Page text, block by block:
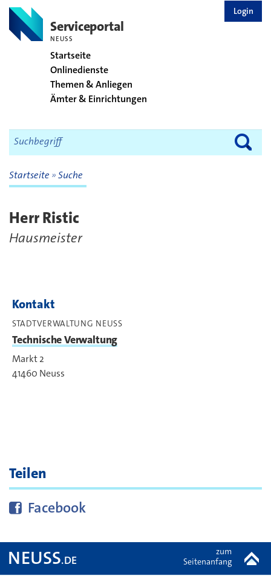
Serviceportal
NEUSS
Startseite
Onlinedienste
Themen & Anliegen
Ämter & Einrichtungen
Login
Startseite Suche
Herr Ristic
Hausmeister
Kontakt
STADTVERWALTUNG NEUSS
Technische Verwaltung
Markt 2
41460 Neuss
Teilen
Diese Seite bei
Facebook
NEUSS.DE
zum
Seitenanfang